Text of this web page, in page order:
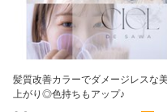
髪質改善カラーでダメージレスな
上がり◎色持ちもアップ♪